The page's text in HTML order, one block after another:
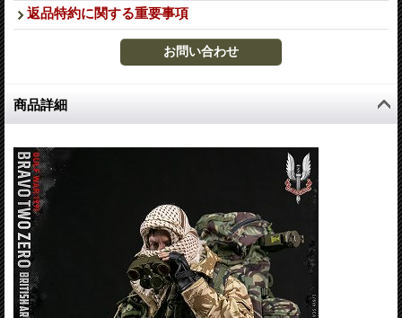
返品特約に関する重要事項
商品詳細